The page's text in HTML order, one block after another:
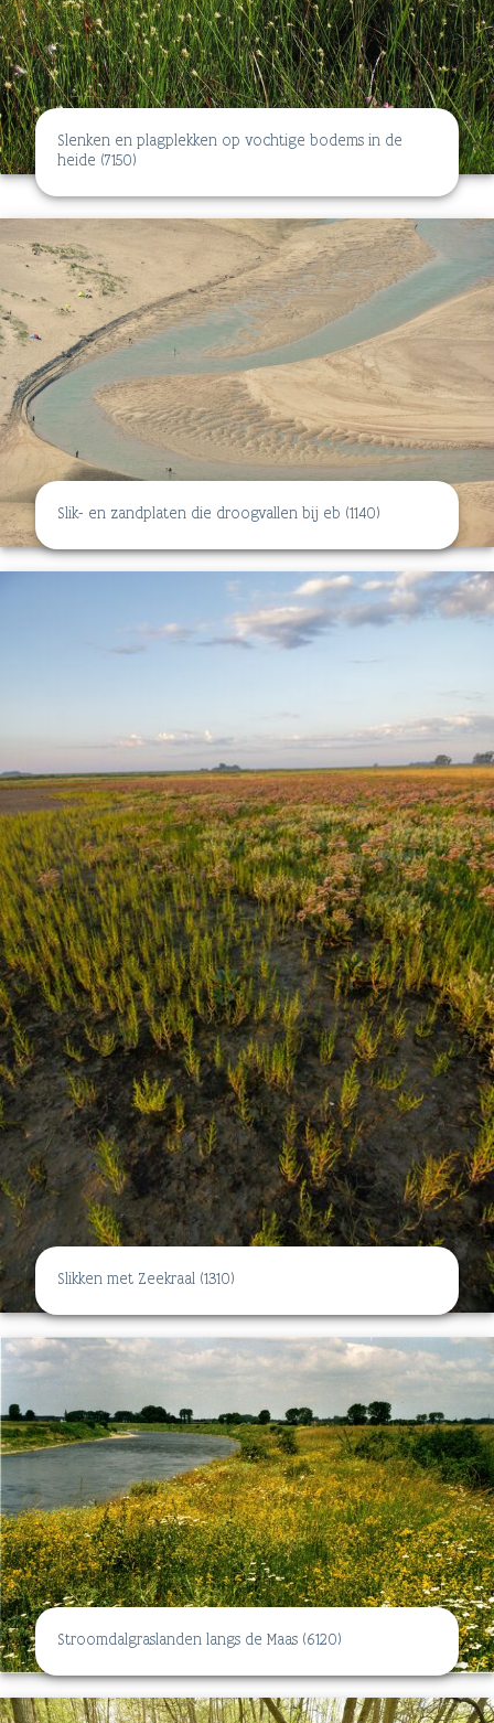
Slenken en plagplekken op vochtige bodems in de
heide (7150)
Slik- en zandplaten die droogvallen bij eb (1140)
Slikken met Zeekraal (1310)
Stroomdalgraslanden langs de Maas (6120)